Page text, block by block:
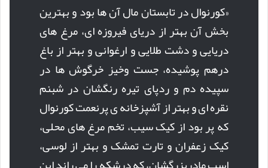
«کورنوال در تابستان مال آن ها بود و بهترین
بخش آن بهتر از دریای فیروزه ای، مرغ های
دریایی و دشت طلایی و ارغوانی و بهتر از باغ
درهم پوشیده، جست وخیز خرگوش ها در
سپیده دم و ردپای تیره رنگشان در شبنم
نقره ای و بهتر از آشپزخانه ی پرنعمت کورنوال
که پر بود از کیک سیب، تخم مرغ های محلی،
کیک زعفران و تارت تمشک و بهتر از لوسی،